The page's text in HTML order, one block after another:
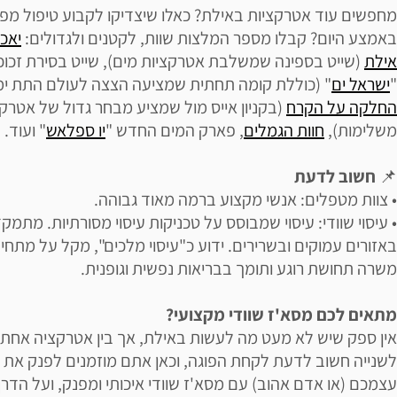
מחפשים עוד אטרקציות באילת? כאלו שיצדיקו לקבוע טיפול
באמצע היום? קבלו מספר המלצות שוות, לקטנים ולגדולים:
אילת(שייט בספינה שמשלבת אטרקציות מים), שייט בסירת
"ישראל ים" (כוללת קומה תחתית שמציעה הצצה לעולם התת
החלקה על הקרח (בקניון אייס מול שמציע מבחר גדול של
משלימות), חוות הגמלים, פארק המים החדש "יו ספלאש" ועוד.
📌 חשוב לדעת
• צוות מטפלים: אנשי מקצוע ברמה מאוד גבוהה.
• עיסוי שוודי: עיסוי שמבוסס על טכניקות עיסוי מסורתיות.
באזורים עמוקים ובשרירים. ידוע כ"עיסוי מלכים", מקל על
משרה תחושת רוגע ותומך בבריאות נפשית וגופנית.
מתאים לכם מסא'ז שוודי מקצועי?
אין ספק שיש לא מעט מה לעשות באילת, אך בין אטרקציה אחת
לשנייה חשוב לדעת לקחת הפוגה, וכאן אתם מוזמנים לפנק את
עצמכם (או אדם אהוב) עם מסא'ז שוודי איכותי ומפנק, ועל